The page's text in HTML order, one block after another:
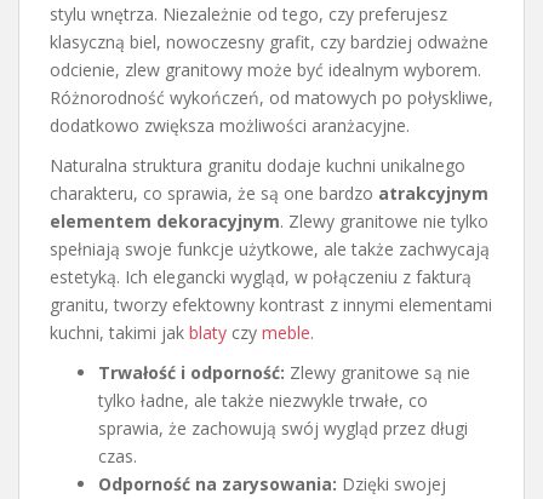
stylu wnętrza. Niezależnie od tego, czy preferujesz
klasyczną biel, nowoczesny grafit, czy bardziej odważne
odcienie, zlew granitowy może być idealnym wyborem.
Różnorodność wykończeń, od matowych po połyskliwe,
dodatkowo zwiększa możliwości aranżacyjne.
Naturalna struktura granitu dodaje kuchni unikalnego
charakteru, co sprawia, że są one bardzo atrakcyjnym
elementem dekoracyjnym. Zlewy granitowe nie tylko
spełniają swoje funkcje użytkowe, ale także zachwycają
estetyką. Ich elegancki wygląd, w połączeniu z fakturą
granitu, tworzy efektowny kontrast z innymi elementami
kuchni, takimi jak blaty czy meble.
Trwałość i odporność: Zlewy granitowe są nie
tylko ładne, ale także niezwykle trwałe, co
sprawia, że zachowują swój wygląd przez długi
czas.
Odporność na zarysowania: Dzięki swojej